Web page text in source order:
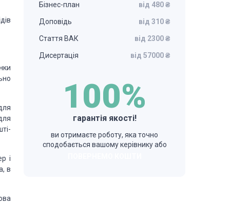
і
в
Бізнес-план від 480 ₴
Доповідь від 310 ₴
Стаття ВАК від 2300 ₴
Дисертація від 57000 ₴
100%
гарантія якості!
ви отримаєте роботу, яка точно
сподобається вашому керівнику або